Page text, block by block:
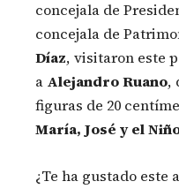
concejala de
concejala de
Díaz, visitaron este
a Alejandro Ruano,
figuras de 20
María, José y el
¿Te ha gustado este